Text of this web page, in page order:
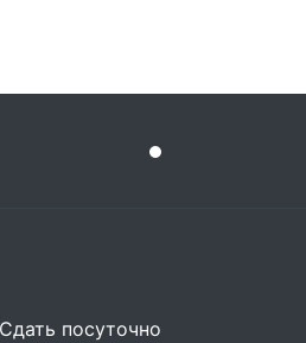
Сдать посуточно